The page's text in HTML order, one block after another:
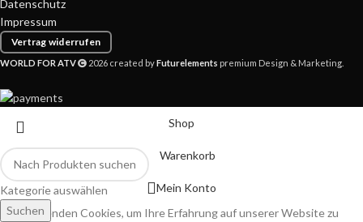
Datenschutz
Impressum
Vertrag widerrufen
WORLD FOR ATV 2026 created byFuturelements premium Design & Marketing.
Kategorie auswählen
Suchen
Shop
Warenkorb
Mein Konto
Wir verwenden Cookies, um Ihre Erfahrung auf unserer Website zu